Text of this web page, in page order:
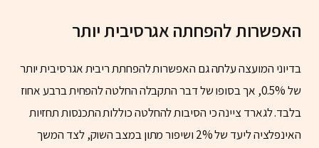
האפשרות להפחתה אגרסיבית יותר
בדיוני המועצה עלתה גם האפשרות להפחתת ריבית אגרסיבית יותר
של 0.5%, אך בסופו של דבר התקבלה החלטה להפחית ברבע אחוז
בלבד. לגארד ציינה כי הסיבות להחלטה כוללות התכנסות תחזיות
האינפלציה ליעד של 2% ושיפור מתון במצב השוק, לצד המשך